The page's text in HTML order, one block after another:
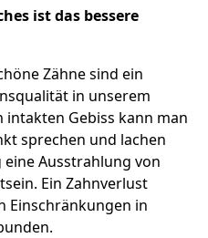
ist das bessere
Zähne sind ein
in unserem
Gebiss kann man
sprechen und lachen
Ausstrahlung von
Ein Zahnverlust
Einschränkungen in